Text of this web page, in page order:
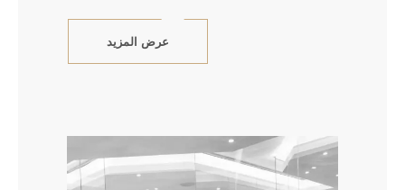
عرض المزيد